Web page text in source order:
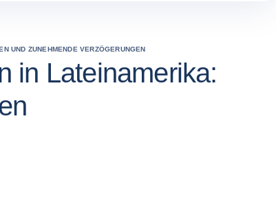
UND ZUNEHMENDE VERZÖGERUNGEN
in Lateinamerika: